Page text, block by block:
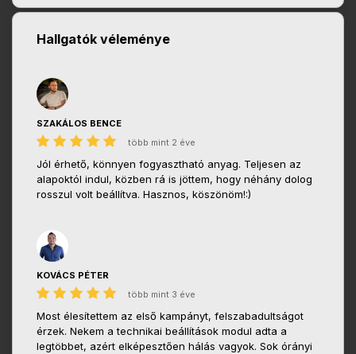
Hallgatók véleménye
SZAKÁLOS BENCE
több mint 2 éve
Jól érhető, könnyen fogyasztható anyag. Teljesen az
alapoktól indul, közben rá is jöttem, hogy néhány dolog
rosszul volt beállítva. Hasznos, köszönöm!:)
KOVÁCS PÉTER
több mint 3 éve
Most élesítettem az első kampányt, felszabadultságot
érzek. Nekem a technikai beállítások modul adta a
legtöbbet, azért elképesztően hálás vagyok. Sok órányi